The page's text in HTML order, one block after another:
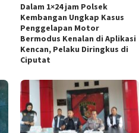
Dalam 1×24 jam Polsek
Kembangan Ungkap Kasus
Penggelapan Motor
Bermodus Kenalan di Aplikasi
Kencan, Pelaku Diringkus di
Ciputat